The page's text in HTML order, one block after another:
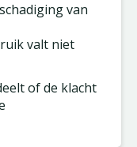
van
valt niet
of de klacht